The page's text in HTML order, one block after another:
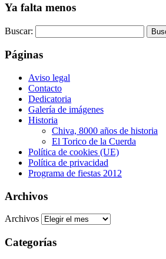
Ya falta menos
Buscar:
Páginas
Aviso legal
Contacto
Dedicatoria
Galería de imágenes
Historia
Chiva, 8000 años de historia
El Torico de la Cuerda
Política de cookies (UE)
Política de privacidad
Programa de fiestas 2012
Archivos
Archivos
Categorías